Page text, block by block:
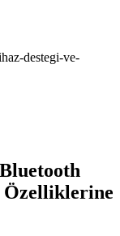
destegi-ve-
Özelliklerine